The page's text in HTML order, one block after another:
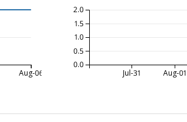
Aug-06 Jul-31 Aug-01
0.0
0.5
1.0
1.5
2.0